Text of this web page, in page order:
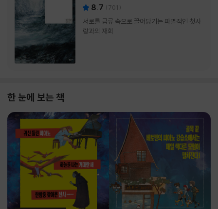
8.7 (701 )
서로를 급류 속으로 끌어당기는 파멸적인 첫사
랑과의 재회
한 눈에 보는 책